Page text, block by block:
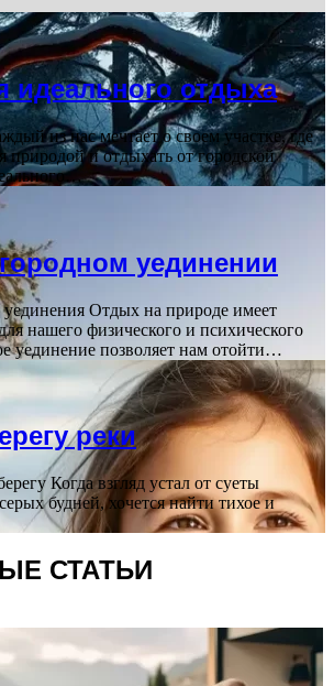
идеального отдыха
из нас мечтает о своем участке, где
природой и отдыхать от городской
уединении
уединения Отдых на природе имеет
нашего физического и психического
уединение позволяет нам отойти…
реки
Когда взгляд устал от суеты
будней, хочется найти тихое и
СТАТЬИ